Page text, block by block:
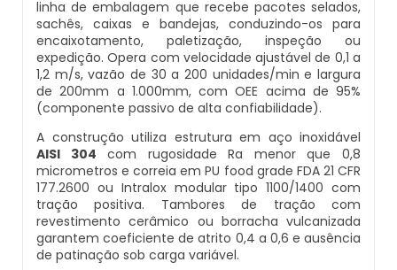
Balança Contadora
Máquina Seladora Rotativa Pneumática
Embaladora Industrial
Pesadora De Grãos
Embaladora De Doces
Embaladora Vertical
Datador Ink Jet Manual
Datador Ink Jet Portátil
Datador Para Caixa De Papelão
Datador Para Embaladora
Datador Para Embalagens Plásticas
Datador Para Empacotadora
linha de embalagem que recebe pacotes selados,
sachês, caixas e bandejas, conduzindo-os para
encaixotamento, paletização, inspeção ou
expedição. Opera com velocidade ajustável de 0,1 a
1,2 m/s, vazão de 30 a 200 unidades/min e largura
de 200mm a 1.000mm, com OEE acima de 95%
(componente passivo de alta confiabilidade).
A construção utiliza estrutura em aço inoxidável
AISI 304 com rugosidade Ra menor que 0,8
micrometros e correia em PU food grade FDA 21 CFR
177.2600 ou Intralox modular tipo 1100/1400 com
tração positiva. Tambores de tração com
revestimento cerâmico ou borracha vulcanizada
garantem coeficiente de atrito 0,4 a 0,6 e ausência
de patinação sob carga variável.